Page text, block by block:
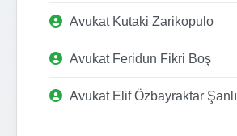
Avukat Kutaki Zarikopulo
Avukat Feridun Fikri Boş
Avukat Elif Özbayraktar Şanlı